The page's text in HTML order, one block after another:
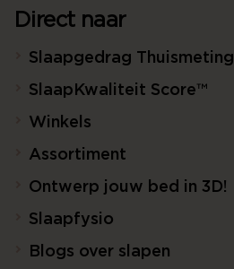
Direct naar
Slaapgedrag Thuismeting
SlaapKwaliteit Score™
Winkels
Assortiment
Ontwerp jouw bed in 3D!
Slaapfysio
Blogs over slapen